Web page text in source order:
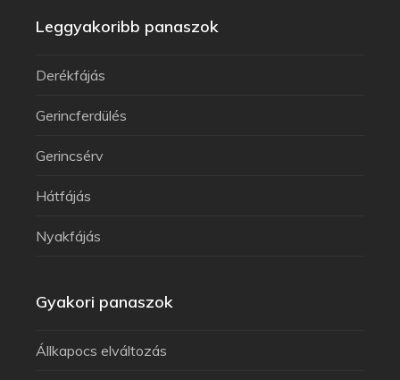
Leggyakoribb panaszok
Derékfájás
Gerincferdülés
Gerincsérv
Hátfájás
Nyakfájás
Gyakori panaszok
Állkapocs elváltozás